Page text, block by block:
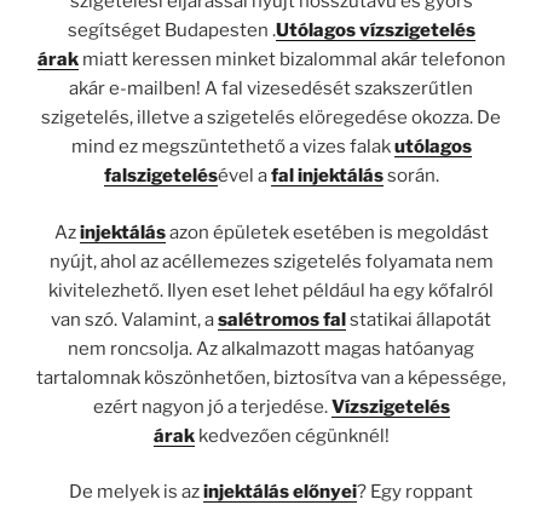
segítséget Budapesten .Utólagos vízszigetelés
árakmiatt keressen minket bizalommal akár telefonon
akár e-mailben! A fal vizesedését szakszerűtlen
szigetelés, illetve a szigetelés elöregedése okozza. De
mind ez megszüntethető a vizes falakutólagos
falszigetelésével afal injektálássorán.
Azinjektálásazon épületek esetében is megoldást
nyújt, ahol az acéllemezes szigetelés folyamata nem
kivitelezhető. Ilyen eset lehet például ha egy kőfalról
van szó. Valamint, asalétromos falstatikai állapotát
nem roncsolja. Az alkalmazott magas hatóanyag
tartalomnak köszönhetően, biztosítva van a képessége,
ezért nagyon jó a terjedése.Vízszigetelés
árakkedvezően cégünknél!
De melyek is azinjektáláselőnyei? Egy roppant